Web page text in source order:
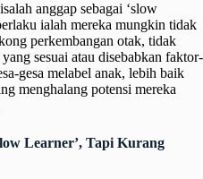
anggap sebagai ‘slow
ialah mereka mungkin tidak
perkembangan otak, tidak
sesuai atau disebabkan faktor-
gesa melabel anak, lebih baik
menghalang potensi mereka
Learner’, Tapi Kurang